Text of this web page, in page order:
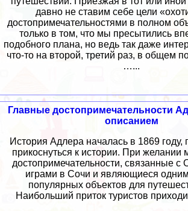
давно не ставим себе цели
достопримечательностями в полном
только в том, что мы пресытились
подобного плана, но ведь так даже
что-то на второй, третий раз, в общем
…...
Главные достопримечательности
описанием
История Адлера началась в 1869 году,
прикоснуться к истории. При желании
достопримечательности, связанные с
играми в Сочи и являющиеся
популярных объектов для
Наибольший приток туристов